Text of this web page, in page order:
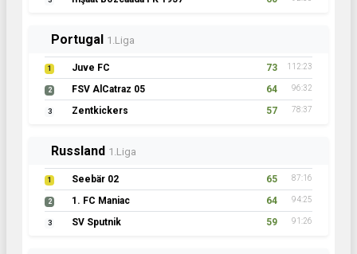
Portugal 1.Liga
1 Juve FC 73 112:23
2 FSV AlCatraz 05 64 96:32
3 Zentkickers 57 78:37
Russland 1.Liga
1 Seebär 02 65 87:16
2 1. FC Maniac 64 94:25
3 SV Sputnik 59 91:26